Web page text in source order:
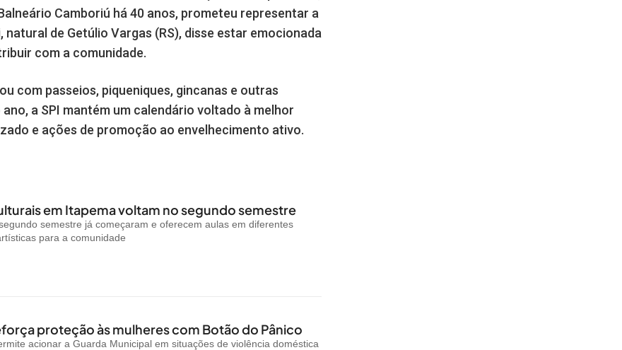
Camboriú há 40 anos, prometeu representar a
de Getúlio Vargas (RS), disse estar emocionada
com a comunidade.
com passeios, piqueniques, gincanas e outras
a SPI mantém um calendário voltado à melhor
e ações de promoção ao envelhecimento ativo.
em Itapema voltam no segundo semestre
semestre já começaram e oferecem aulas em diferentes
para a comunidade
proteção às mulheres com Botão do Pânico
acionar a Guarda Municipal em situações de violência doméstica